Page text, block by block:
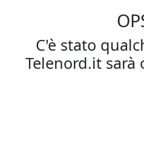
C'è stato
Telenord.it sarà